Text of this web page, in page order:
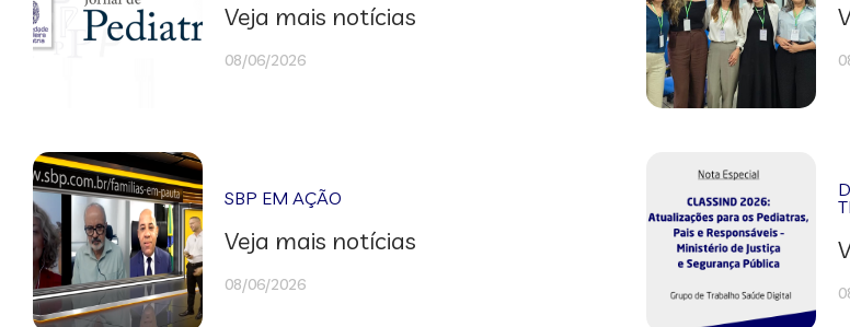
Veja mais notícias
08/06/2026
SBP EM AÇÃO
Veja mais notícias
08/06/2026